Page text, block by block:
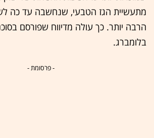
מתעשיית הגז הטבעי, שנחשבה עד כה
הרבה יותר. כך עולה מדיווח שפורסם
בלומברג.
- פרסומת -